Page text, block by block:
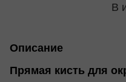
В
Описание
Прямая кисть для